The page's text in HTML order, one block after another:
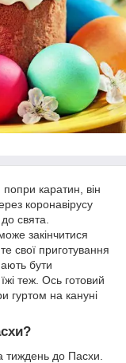
каратин, він
коронавірусу
свята.
закінчитися
свої приготування
бути
теж. Ось готовий
гуртом на кануні
тиждень до Пасхи.